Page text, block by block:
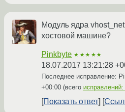
Модуль ядра
хостовой машине?
Pinkbyte ★★★★★
18.07.2017 13:21:28
Последнее исправление:
+00:00 (всего исправлений:
Показать ответ